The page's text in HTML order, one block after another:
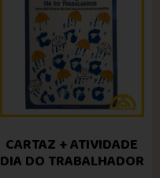
CARTAZ + ATIVIDADE
DIA DO TRABALHADOR